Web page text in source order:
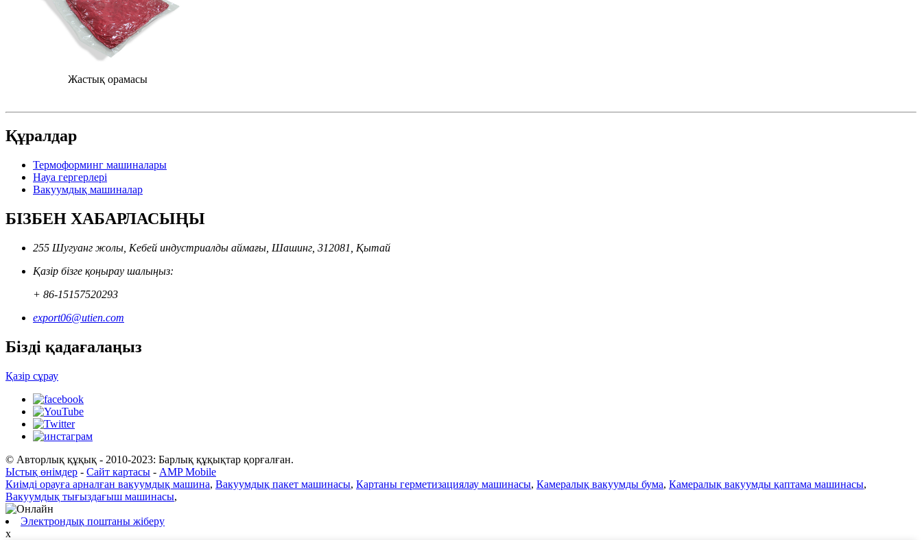
Жастық орамасы
Құралдар
Термоформинг машиналары
Науа гергерлері
Вакуумдық машиналар
БІЗБЕН ХАБАРЛАСЫҢЫ
255 Шугуанг жолы, Кебей индустриалды аймағы, Шашинг, 312081, Қытай
Қазір бізге қоңырау шалыңыз:
+ 86-15157520293
export06@utien.com
Бізді қадағалаңыз
Қазір сұрау
© Авторлық құқық - 2010-2023: Барлық құқықтар қорғалған.
Ыстық өнімдер - Сайт картасы - AMP Mobile
Киімді орауға арналған вакуумдық машина, Вакуумдық пакет машинасы, Картаны герметизациялау машинасы, Камералық вакуумды бума, Камералық вакуумды қаптама машинасы,
Вакуумдық тығыздағыш машинасы,
Электрондық поштаны жіберу
x